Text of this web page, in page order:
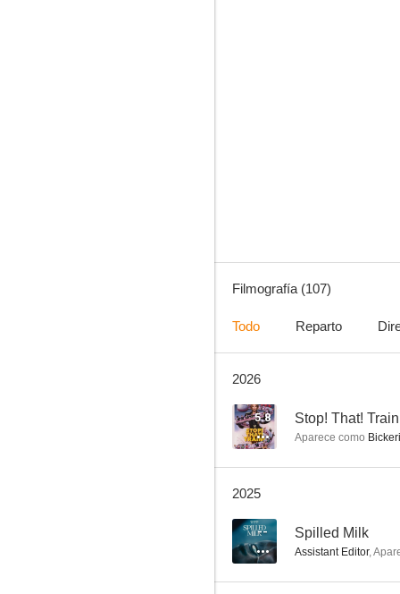
7.7
Filmografía (107)
Todo Reparto
2026
5.8 Stop! That!
Aparece como
2025
-- Spilled Milk
Assistant Editor,